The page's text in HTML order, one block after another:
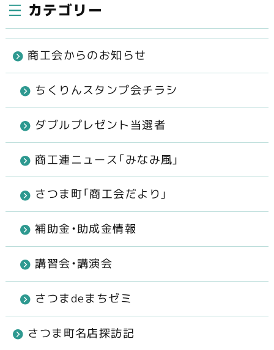
カテゴリー
商工会からのお知らせ
ちくりんスタンプ会チラシ
ダブルプレゼント当選者
商工連ニュース「みなみ風」
さつま町「商工会だより」
補助金・助成金情報
講習会・講演会
さつまdeまちゼミ
さつま町名店探訪記